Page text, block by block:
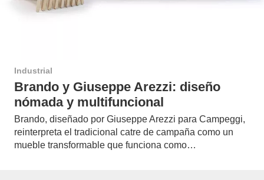
Industrial
Brando y Giuseppe Arezzi: diseño
nómada y multifuncional
Brando, diseñado por Giuseppe Arezzi para Campeggi,
reinterpreta el tradicional catre de campaña como un
mueble transformable que funciona como…